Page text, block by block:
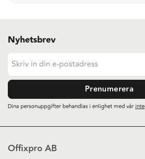
Nyhetsbrev
Prenumerera
Dina personuppgifter behandlas i enlighet med vår
Offixpro AB